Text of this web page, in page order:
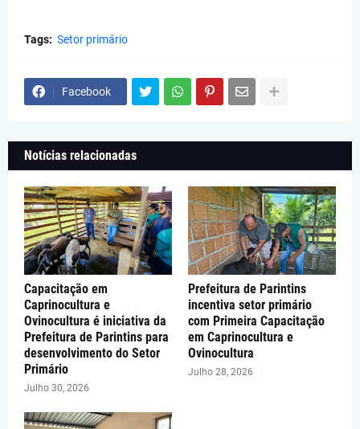
Tags: Setor primário
Facebook
Notícias relacionadas
Capacitação em
Caprinocultura e
Ovinocultura é iniciativa da
Prefeitura de Parintins para
desenvolvimento do Setor
Primário
Julho 30, 2026
Prefeitura de Parintins
incentiva setor primário
com Primeira Capacitação
em Caprinocultura e
Ovinocultura
Julho 28, 2026